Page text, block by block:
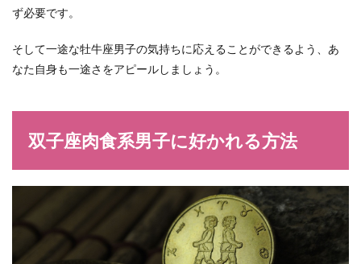
ず必要です。
そして一途な牡牛座男子の気持ちに応えることができるよう、あ
なた自身も一途さをアピールしましょう。
双子座肉食系男子に好かれる方法